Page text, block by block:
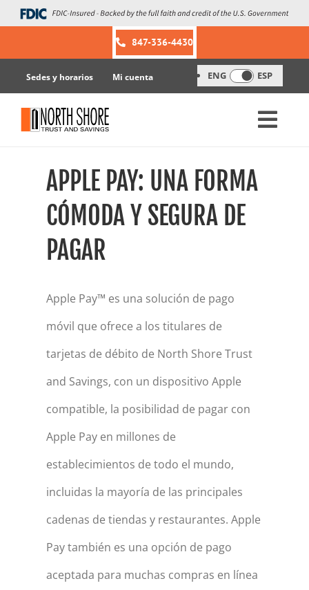
Skip
to
847-336-4430
Sedes y horarios Mi cuenta ENG ESP
APPLE PAY: UNA FORMA
CÓMODA Y SEGURA DE
PAGAR
Apple Pay™ es una solución de pago
móvil que ofrece a los titulares de
tarjetas de débito de North Shore Trust
and Savings, con un dispositivo Apple
compatible, la posibilidad de pagar con
Apple Pay en millones de
establecimientos de todo el mundo,
incluidas la mayoría de las principales
cadenas de tiendas y restaurantes. Apple
Pay también es una opción de pago
aceptada para muchas compras en línea